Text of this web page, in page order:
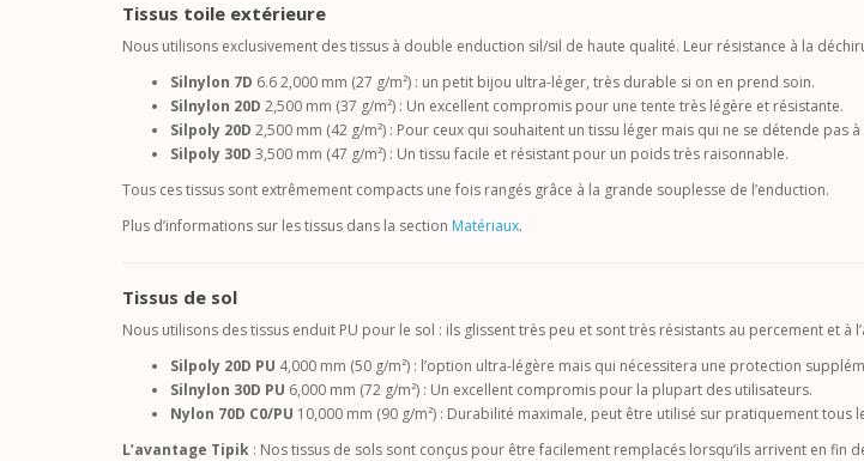
Tissus toile extérieure
Nous utilisons exclusivement des tissus à double enduction sil/sil de haute qualité. Leur résistance à la
Silnylon 7D 6.6 2,000 mm (27 g/m²) : un petit bijou ultra-léger, très durable si on en prend soin.
Silnylon 20D 2,500 mm (37 g/m²) : Un excellent compromis pour une tente très légère et résistante.
Silpoly 20D 2,500 mm (42 g/m²) : Pour ceux qui souhaitent un tissu léger mais qui ne se détende pas à
Silpoly 30D 3,500 mm (47 g/m²) : Un tissu facile et résistant pour un poids très raisonnable.
Tous ces tissus sont extrêmement compacts une fois rangés grâce à la grande souplesse de l’enduction.
Plus d’informations sur les tissus dans la section Matériaux.
Tissus de sol
Nous utilisons des tissus enduit PU pour le sol : ils glissent très peu et sont très résistants au percement et à
Silpoly 20D PU 4,000 mm (50 g/m²) : l’option ultra-légère mais qui nécessitera une protection
Silnylon 30D PU 6,000 mm (72 g/m²) : Un excellent compromis pour la plupart des utilisateurs.
Nylon 70D C0/PU 10,000 mm (90 g/m²) : Durabilité maximale, peut être utilisé sur pratiquement
L’avantage Tipik : Nos tissus de sols sont conçus pour être facilement remplacés lorsqu’ils arrivent en fin